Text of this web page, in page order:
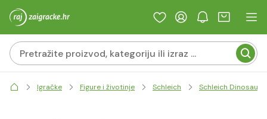
Igračke Figure i životinje Schleich Schleich Dinosauri